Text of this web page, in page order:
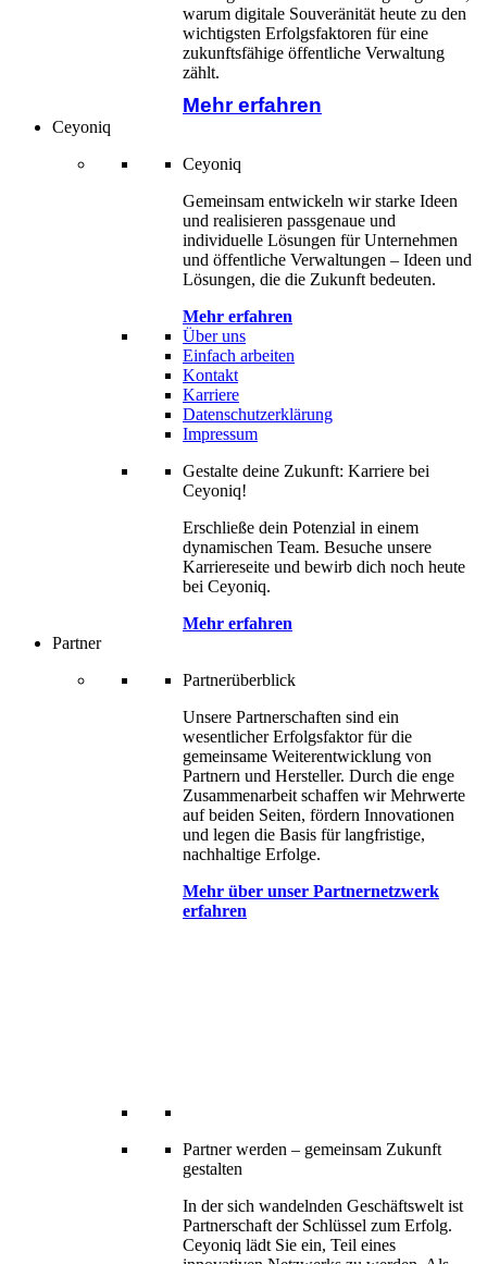
warum digitale Souveränität heute zu den
wichtigsten Erfolgsfaktoren für eine
zukunftsfähige öffentliche Verwaltung
zählt.
Mehr erfahren
Ceyoniq
Ceyoniq
Gemeinsam entwickeln wir starke Ideen
und realisieren passgenaue und
individuelle Lösungen für Unternehmen
und öffentliche Verwaltungen – Ideen und
Lösungen, die die Zukunft bedeuten.
Mehr erfahren
Über uns
Einfach arbeiten
Kontakt
Karriere
Datenschutzerklärung
Impressum
Gestalte deine Zukunft: Karriere bei
Ceyoniq!
Erschließe dein Potenzial in einem
dynamischen Team. Besuche unsere
Karriereseite und bewirb dich noch heute
bei Ceyoniq.
Mehr erfahren
Partner
Partnerüberblick
Unsere Partnerschaften sind ein
wesentlicher Erfolgsfaktor für die
gemeinsame Weiterentwicklung von
Partnern und Hersteller. Durch die enge
Zusammenarbeit schaffen wir Mehrwerte
auf beiden Seiten, fördern Innovationen
und legen die Basis für langfristige,
nachhaltige Erfolge.
Mehr über unser Partnernetzwerk
erfahren
Partner werden – gemeinsam Zukunft
gestalten
In der sich wandelnden Geschäftswelt ist
Partnerschaft der Schlüssel zum Erfolg.
Ceyoniq lädt Sie ein, Teil eines